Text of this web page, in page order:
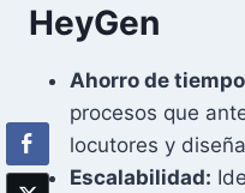
HeyGen
Ahorro de
procesos que
locutores y
Escalabilidad: